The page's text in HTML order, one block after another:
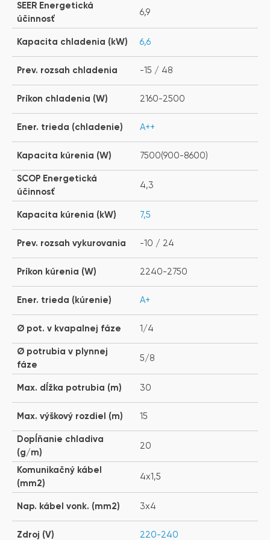
SEER Energetická
účinnosť
6,9
Kapacita chladenia (kW) 6,6
Prev. rozsah chladenia -15 / 48
Príkon chladenia (W) 2160-2500
Ener. trieda (chladenie) A++
Kapacita kúrenia (W) 7500(900-8600)
SCOP Energetická
účinnosť
4,3
Kapacita kúrenia (kW) 7,5
Prev. rozsah vykurovania -10 / 24
Príkon kúrenia (W) 2240-2750
Ener. trieda (kúrenie) A+
Ø pot. v kvapalnej fáze 1/4
Ø potrubia v plynnej
fáze
5/8
Max. dĺžka potrubia (m) 30
Max. výškový rozdiel (m) 15
Dopĺňanie chladiva
(g/m)
20
Komunikačný kábel
(mm2)
4x1,5
Nap. kábel vonk. (mm2) 3x4
Zdroj (V) 220-240